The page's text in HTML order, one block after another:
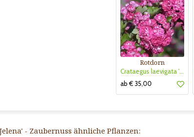
Rotdorn
Crataegus laevigata 'Pauls Scarlet'
ab € 35,00
- Zaubernuss ähnliche Pflanzen: